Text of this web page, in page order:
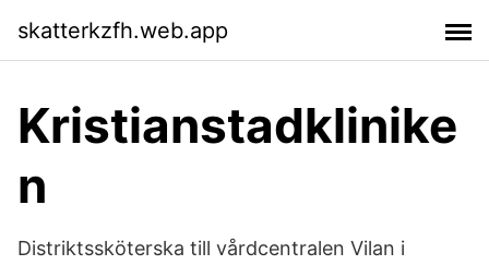
skatterkzfh.web.app
Kristianstadklinike
n
Distriktssköterska till vårdcentralen Vilan i